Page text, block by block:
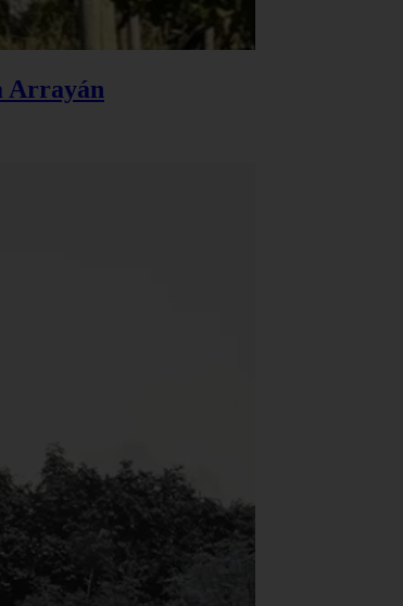
Arrayán